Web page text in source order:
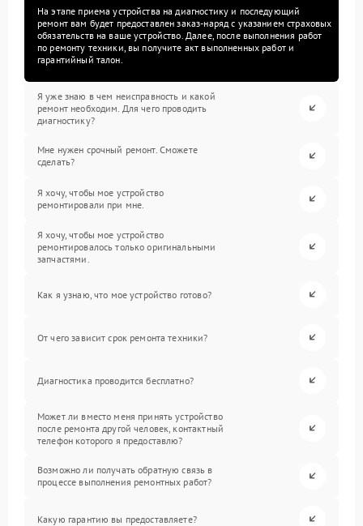
На этапе приема устройства на диагностику и последующий
ремонт вам будет предоставлен заказ-наряд с указанием страховых
обязательств на ваше устройство. Далее, после выполнения работ
по ремонту техники, вы получите акт выполненных работ и
гарантийный талон.
Я уже знаю в чем неисправность и какой
ремонт необходим. Для чего проводить
диагностику?
Мне нужен срочный ремонт. Сможете
сделать?
Я хочу, чтобы мое устройство
ремонтировали при мне.
Я хочу, чтобы мое устройство
ремонтировалось только оригинальными
запчастями.
Как я узнаю, что мое устройство готово?
От чего зависит срок ремонта техники?
Диагностика проводится бесплатно?
Может ли вместо меня принять устройство
после ремонта другой человек, контактный
телефон которого я предоставлю?
Возможно ли получать обратную связь в
процессе выполнения ремонтных работ?
Какую гарантию вы предоставляете?